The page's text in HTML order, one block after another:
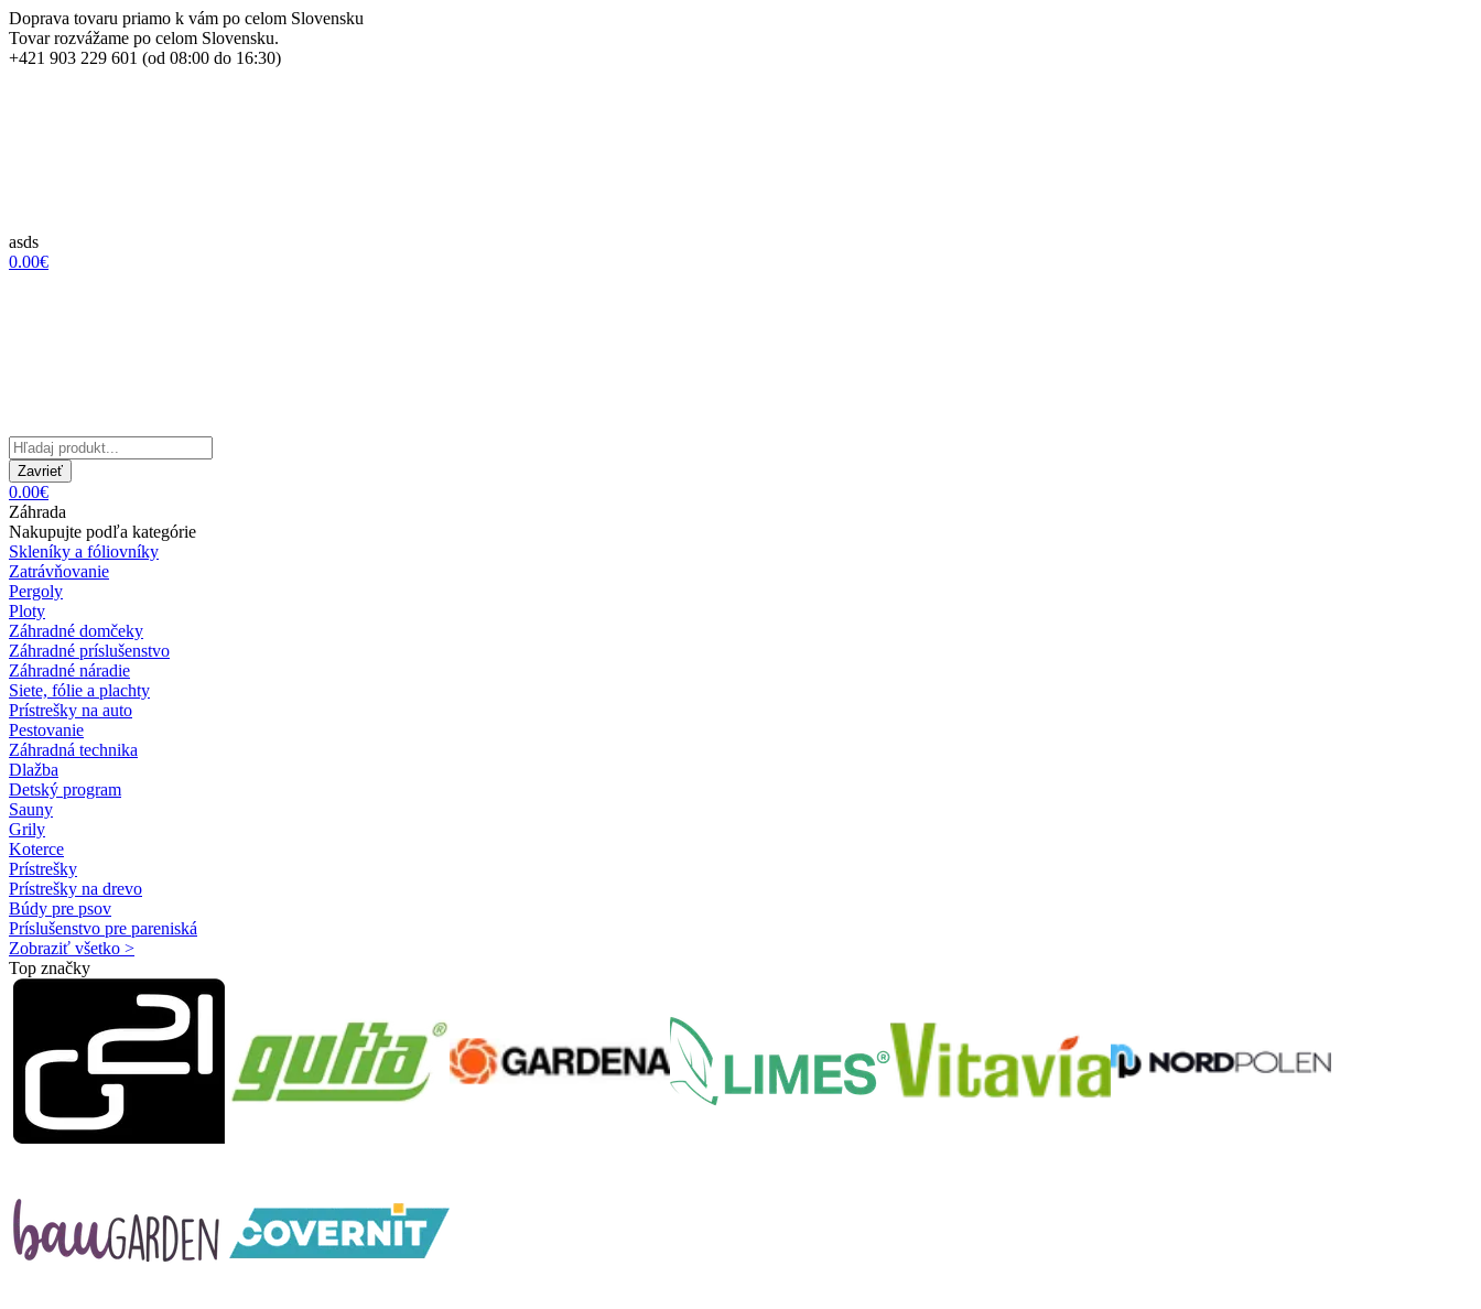
Doprava tovaru priamo k vám po celom Slovensku
Tovar rozvážame po celom Slovensku.
+421 903 229 601 (od 08:00 do 16:30)
asds
0.00€
Zavrieť
0.00€
Záhrada
Nakupujte podľa kategórie
Skleníky a fóliovníky
Zatrávňovanie
Pergoly
Ploty
Záhradné domčeky
Záhradné príslušenstvo
Záhradné náradie
Siete, fólie a plachty
Prístrešky na auto
Pestovanie
Záhradná technika
Dlažba
Detský program
Sauny
Grily
Koterce
Prístrešky
Prístrešky na drevo
Búdy pre psov
Príslušenstvo pre pareniská
Zobraziť všetko >
Top značky